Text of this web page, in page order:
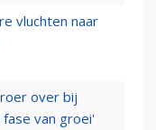
vluchten naar
over bij
fase van groei'